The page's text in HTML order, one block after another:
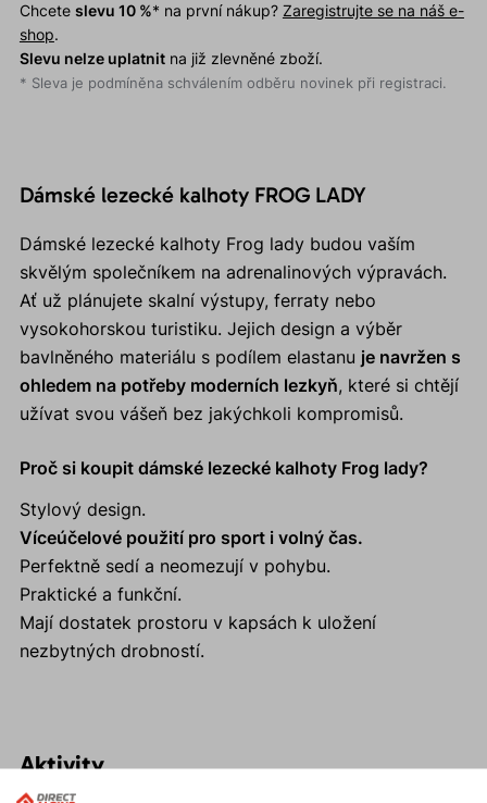
Chcete slevu 10 %* na první nákup? Zaregistrujte se na náš e-
shop.
Slevu nelze uplatnitna již zlevněné zboží.
* Sleva je podmíněna schválením odběru novinek při registraci.
Dámské lezecké kalhoty FROG LADY
Dámské lezecké kalhoty Frog lady budou vaším
skvělým společníkem na adrenalinových výpravách.
Ať už plánujete skalní výstupy, ferraty nebo
vysokohorskou turistiku. Jejich design a výběr
bavlněného materiálu s podílem elastanu je navržen s
ohledem na potřeby moderních lezkyň, které si chtějí
užívat svou vášeň bez jakýchkoli kompromisů.
Proč si koupit dámské lezecké kalhoty Frog lady?
Stylový design.
Víceúčelové použití pro sport i volný čas.
Perfektně sedí a neomezují v pohybu.
Praktické a funkční.
Mají dostatek prostoru v kapsách k uložení
nezbytných drobností.
Aktivity